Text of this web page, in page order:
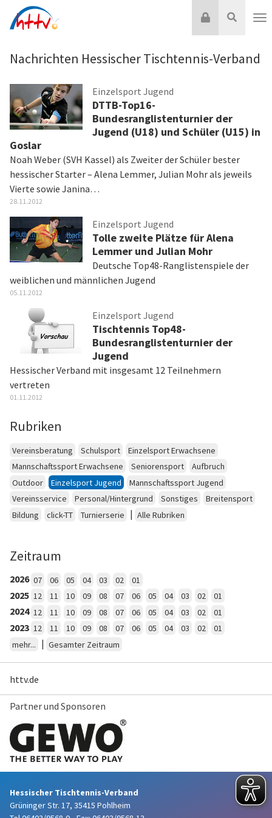
Inhalt
Suche
Login
Nachrichten Hessischer Tischtennis-Verband
Einzelsport Jugend
DTTB-Top16-
Bundesranglistenturnier der
Jugend (U18) und Schüler (U15) in
Goslar
Noah Weber (SVH Kassel) als Zweiter der Schüler bester
hessischer Starter – Alena Lemmer, Julian Mohr als jeweils
Vierte sowie Janina…
28.11.2012
Einzelsport Jugend
Tolle zweite Plätze für Alena
Lemmer und Julian Mohr
Deutsche Top48-Ranglistenspiele der
weiblichen und männlichen Jugend
05.11.2012
Einzelsport Jugend
Tischtennis Top48-
Bundesranglistenturnier der
Jugend
Hessischer Verband mit insgesamt 12 Teilnehmern
vertreten
01.11.2012
Rubriken
Vereinsberatung Schulsport
Einzelsport Erwachsene
Mannschaftssport Erwachsene
Seniorensport
Aufbruch
Outdoor
Einzelsport Jugend
Mannschaftssport Jugend
Vereinsservice
Personal/Hintergrund Sonstiges
Breitensport
Bildung
click-TT Turnierserie | Alle Rubriken
Zeitraum
2026 07 06 05 04 03 02 01
2025 12 11 10 09 08 07 06 05 04 03 02 01
2024 12 11 10 09 08 07 06 05 04 03 02 01
2023 12 11 10 09 08 07 06 05 04 03 02
01
mehr...
| Gesamter Zeitraum
httv.de
Partner und Sponsoren
Hessischer Tischtennis-Verband
Grüninger Str. 17, 35415 Pohlheim